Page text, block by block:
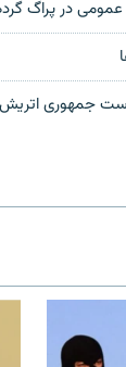
عمومی در پراگ
جمهوری اتریش